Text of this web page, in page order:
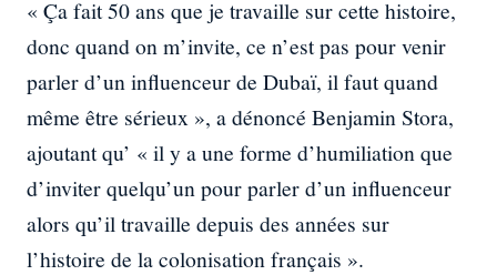
« Ça fait 50 ans que je travaille sur cette histoire,
donc quand on m’invite, ce n’est pas pour venir
parler d’un influenceur de Dubaï, il faut quand
même être sérieux », a dénoncé Benjamin Stora,
ajoutant qu’ « il y a une forme d’humiliation que
d’inviter quelqu’un pour parler d’un influenceur
alors qu’il travaille depuis des années sur
l’histoire de la colonisation français ».